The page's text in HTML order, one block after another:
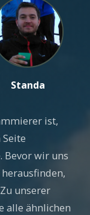
Standa
ist,
Bevor wir uns
unserer
alle ähnlichen